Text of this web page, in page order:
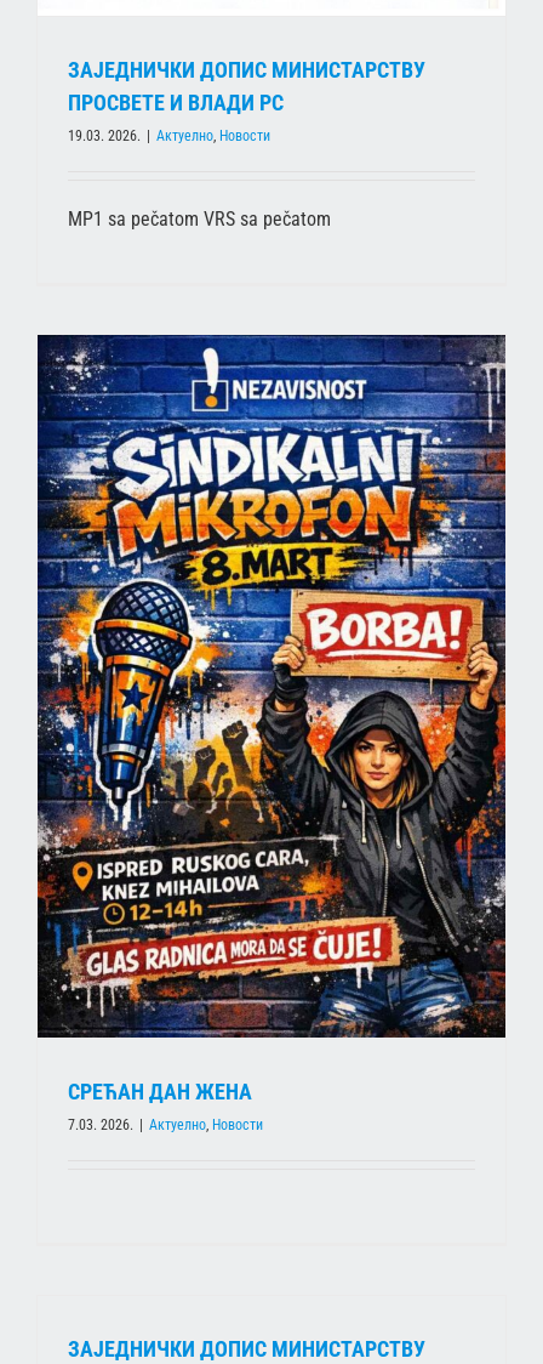
ЗАЈЕДНИЧКИ ДОПИС МИНИСТАРСТВУ
ПРОСВЕТЕ И ВЛАДИ РС
19.03. 2026. Актуелно, Новости
MP1 sa pečatom VRS sa pečatom
СРЕЋАН ДАН ЖЕНА
7.03. 2026. Актуелно, Новости
ЗАЈЕДНИЧКИ ДОПИС МИНИСТАРСТВУ